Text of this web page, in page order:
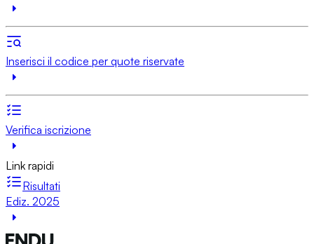
Inserisci il codice per quote riservate
Verifica iscrizione
Link rapidi
Risultati
Ediz. 2025